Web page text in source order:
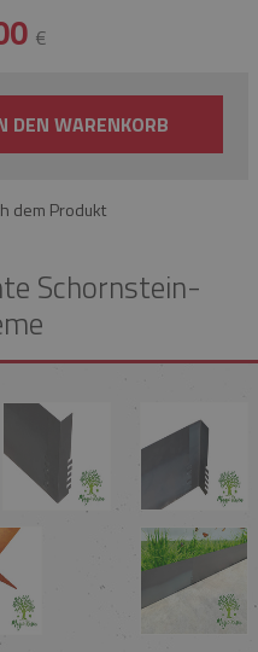
€
DEN WARENKORB
dem Produkt
Schornstein-